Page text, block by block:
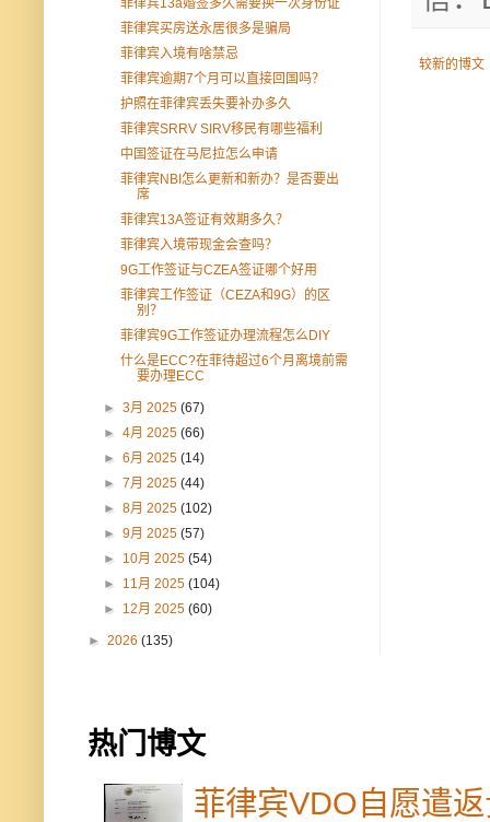
较新的博文
菲律宾买房送永居很多是骗局
菲律宾入境有啥禁忌
菲律宾逾期7个月可以直接回国吗？
护照在菲律宾丢失要补办多久
菲律宾SRRV SIRV移民有哪些福利
中国签证在马尼拉怎么申请
菲律宾NBI怎么更新和新办？是否要出
席
菲律宾13A签证有效期多久？
菲律宾入境带现金会查吗？
9G工作签证与CZEA签证哪个好用
菲律宾工作签证（CEZA和9G）的区
别？
菲律宾9G工作签证办理流程怎么DIY
什么是ECC?在菲待超过6个月离境前需
要办理ECC
►3月 2025(67)
►4月 2025(66)
►6月 2025(14)
►7月 2025(44)
►8月 2025(102)
►9月 2025(57)
► 10月 2025(54)
► 11月 2025(104)
► 12月 2025(60)
► 2026 (135)
热门博文
菲律宾VDO自愿遣